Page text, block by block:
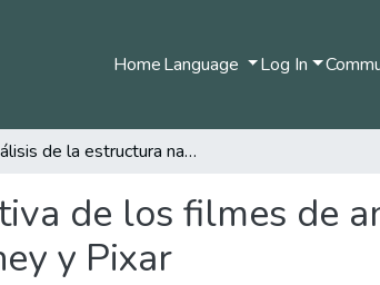
HomeLanguage Log In
Análisis de la estructura narrativa de los filmes de animación digital producidos por la Alianza Disney y Pixar
de los filmes de
y Pixar